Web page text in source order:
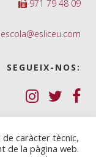
971 79 48 09
escola@esliceu.com
SEGUEIX-NOS:
Galetes (cookies)
caràcter tècnic,
de la pàgina web.